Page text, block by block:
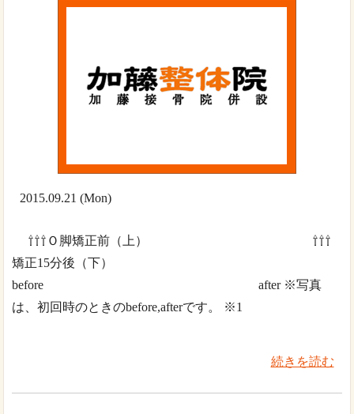
2015.09.21 (Mon)
⇧⇧⇧Ｏ脚矯正前（上） ⇧⇧⇧
矯正15分後（下）
before after ※写真
は、初回時のときのbefore,afterです。 ※1
続きを読む